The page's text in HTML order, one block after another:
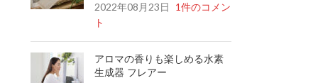
2022年08月23日
1件のコメン
ト
アロマの香りも楽しめる水素
生成器 フレアー